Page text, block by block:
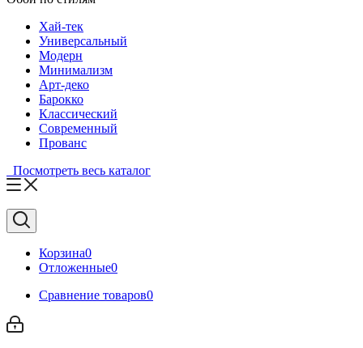
Хай-тек
Универсальный
Модерн
Минимализм
Арт-деко
Барокко
Классический
Современный
Прованс
Посмотреть весь каталог
Корзина0
Отложенные0
Сравнение товаров0